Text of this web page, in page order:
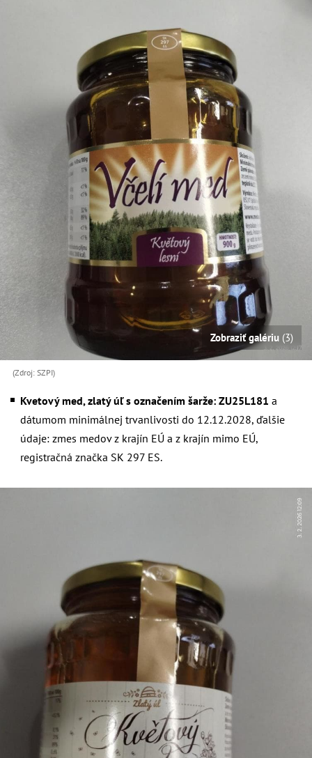
Zobraziť galériu (3)
(Zdroj: SZPI)
Kvetový med, zlatý úľ s označením šarže: ZU25L181 a
dátumom minimálnej trvanlivosti do 12.12.2028, ďalšie
údaje: zmes medov z krajín EÚ a z krajín mimo EÚ,
registračná značka SK 297 ES.